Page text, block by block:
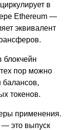
в
Ethereum —
эквивалент
блокчейн
пор можно
балансов,
токенов.
применения.
— это выпуск